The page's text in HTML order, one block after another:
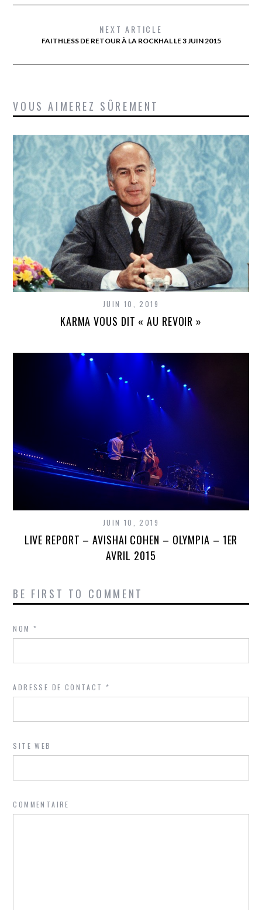
NEXT ARTICLE
FAITHLESS DE RETOUR À LA ROCKHAL LE 3 JUIN 2015
VOUS AIMEREZ SÛREMENT
JUIN 10, 2019
KARMA VOUS DIT « AU REVOIR »
JUIN 10, 2019
LIVE REPORT – AVISHAI COHEN – OLYMPIA – 1ER
AVRIL 2015
BE FIRST TO COMMENT
NOM*
ADRESSE DE CONTACT*
SITE WEB
COMMENTAIRE